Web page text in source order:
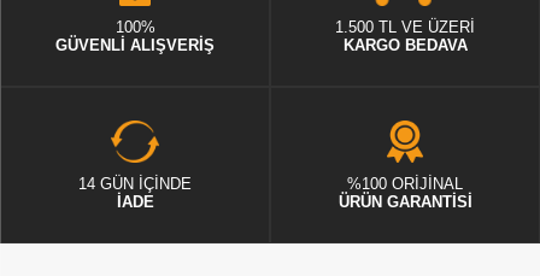
100%
GÜVENLİ ALIŞVERİŞ
1.500 TL VE ÜZERİ
KARGO BEDAVA
14 GÜN İÇİNDE
İADE
%100 ORİJİNAL
ÜRÜN GARANTİSİ